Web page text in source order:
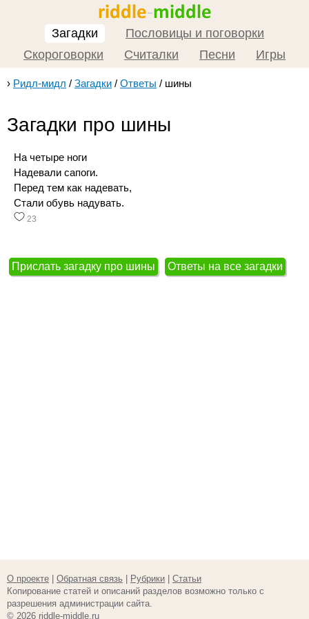
Загадки
Пословицы и поговорки
Скороговорки
Считалки Песни Игры
› Ридл-мидл / Загадки / Ответы / шины
Загадки про шины
На четыре ноги
Надевали сапоги.
Перед тем как надевать,
Стали обувь надувать.
23
Прислать загадку про шины Ответы на все загадки
О проекте Обратная связь Рубрики
Статьи
Копирование статей и описаний разделов возможно только с
разрешения администрации сайта.
© 2026 riddle-middle.ru